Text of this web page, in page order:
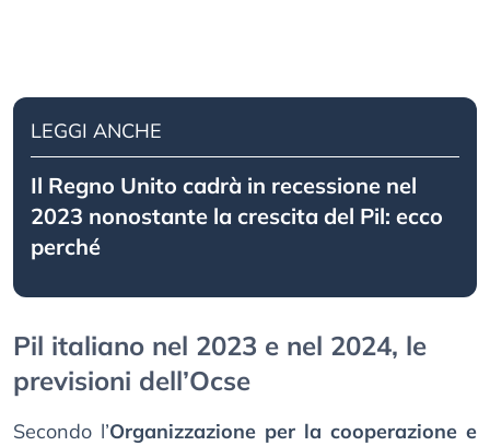
LEGGI ANCHE
Il Regno Unito cadrà in recessione nel
2023 nonostante la crescita del Pil: ecco
perché
Pil italiano nel 2023 e nel 2024, le
previsioni dell’Ocse
Secondo l’Organizzazione per la cooperazione e